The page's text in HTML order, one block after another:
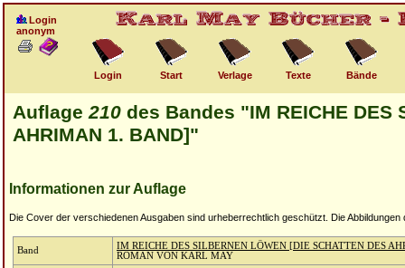
Login
anonym
Login Start Verlage Texte Bände
Auflage210 des Bandes "IM REICHE DES
AHRIMAN 1. BAND]"
Informationen zur Auflage
Die Cover der verschiedenen Ausgaben sind urheberrechtlich geschützt. Die Abbildungen
Band
IM REICHE DES SILBERNEN LÖWEN [DIE SCHATTEN DES
ROMAN VON KARL MAY